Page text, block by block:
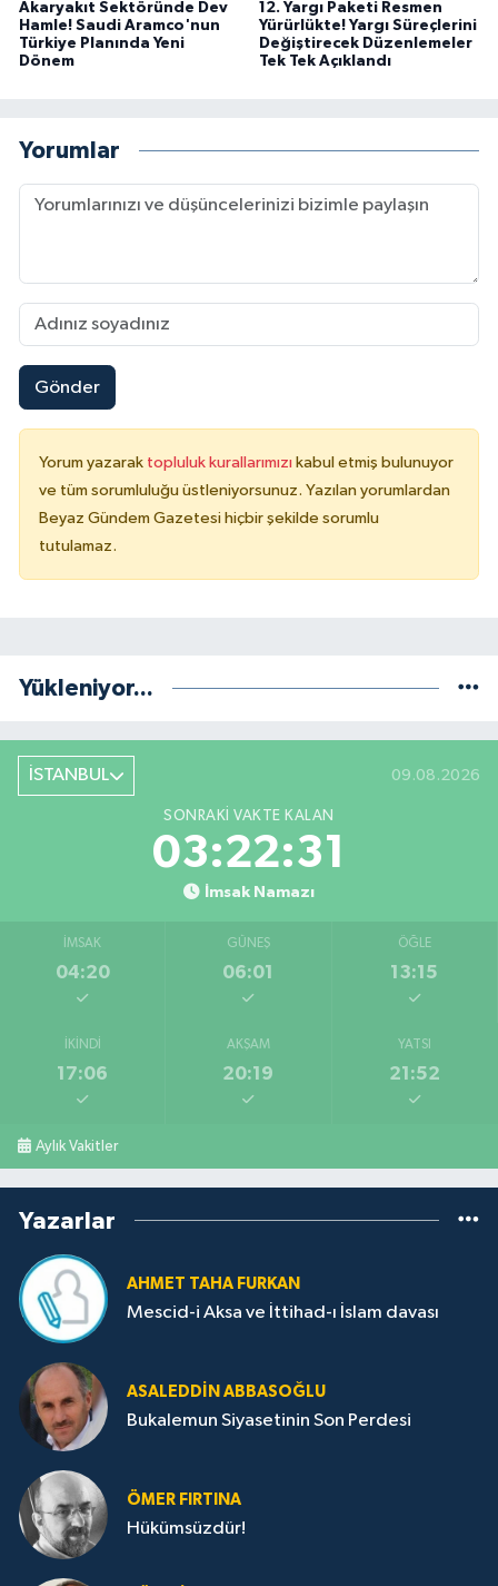
Akaryakıt Sektöründe Dev
Hamle! Saudi Aramco'nun
Türkiye Planında Yeni
Dönem
12. Yargı Paketi Resmen
Yürürlükte! Yargı Süreçlerini
Değiştirecek Düzenlemeler
Tek Tek Açıklandı
Yorumlar
Gönder
Yorum yazarak topluluk kurallarımızı kabul etmiş bulunuyor
ve tüm sorumluluğu üstleniyorsunuz. Yazılan yorumlardan
Beyaz Gündem Gazetesi hiçbir şekilde sorumlu
tutulamaz.
Yükleniyor...
İSTANBUL 09.08.2026
SONRAKI VAKTE KALAN
03:22:30
İmsak Namazı
İMSAK
04:20
GÜNEŞ
06:01
ÖĞLE
13:15
İKINDI
17:06
AKŞAM
20:19
YATSI
21:52
Aylık Vakitler
Yazarlar
AHMET TAHA FURKAN
Mescid-i Aksa ve İttihad-ı İslam davası
ASALEDDIN ABBASOĞLU
Bukalemun Siyasetinin Son Perdesi
ÖMER FIRTINA
Hükümsüzdür!